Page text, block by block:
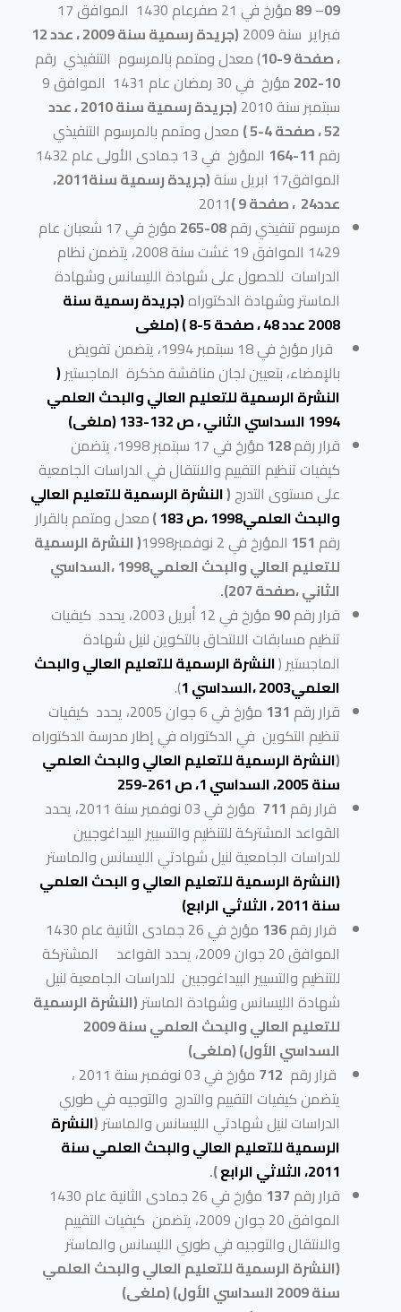
09
–
89
مؤرخ في 21 صفرعام 1430 الموافق 17
فبراير سنة 2009
(جريدة رسمية سنة 2009 ، عدد 12
، صفحة 9-10
) معدل ومتمم بالمرسوم التنفيذي رقم
10-202
مؤرخ في 30 رمضان عام 1431 الموافق 9
سبتمبر سنة 2010
(جريدة رسمية سنة 2010 ، عدد
52 ، صفحة 4-5 )
معدل ومتمم بالمرسوم التنفيذي
رقم 11-164
المؤرخ في 13 جمادى الأولى عام 1432
الموافق17 ابريل سنة
(جريدة رسمية سنة2011،
عدد24 ، صفحة 9 )
2011
مرسوم تنفيذي رقم08-265
مؤرخ في 17 شعبان عام
1429 الموافق 19 غشت سنة 2008، يتضمن نظام
الدراسات للحصول على شهادة الليسانس وشهادة
الماستر وشهادة الدكتوراه(جريدة رسمية سنة
2008 عدد 48 ، صفحة 5-8 ) (ملغى
قرار مؤرخ في 18 سبتمبر 1994، يتضمن تفويض
بالإمضاء، بتعيين لجان مناقشة مذكرة الماجستير(
النشرة الرسمية للتعليم العالي والبحث العلمي
1994 السداسي الثاني ، ص 132-133 (ملغى)
قرار رقم
مؤرخ في 17 سبتمبر 1998، يتضمن
كيفيات تنظيم التقييم والانتقال في الدراسات الجامعية
على مستوى التدرج (النشرة الرسمية للتعليم العالي
والبحث العلمي1998 ،ص 183
)معدل ومتمم بالقرار
رقم 151 المؤرخ في 2 نوفمبر1998
( النشرة الرسمية
للتعليم العالي والبحث العلمي1998 ،السداسي
الثاني ،صفحة 207).
قرار رقم90
مؤرخ في 12 أبريل 2003، يحدد كيفيات
تنظيم مسابقات الالتحاق بالتكوين لنيل شهادة
الماجستير (النشرة الرسمية للتعليم العالي والبحث
العلمي2003 ،السداسي 1
).
قرار رقم 131
مؤرخ في 6 جوان 2005، يحدد كيفيات
تنظيم التكوين في الدكتوراه في إطار مدرسة الدكتوراه
(النشرة الرسمية للتعليم العالي والبحث العلمي
سنة 2005، السداسي 1، ص 261-259
قرار رقم 711
مؤرخ في 03 نوفمبر سنة 2011، يحدد
القواعد المشتركة للتنظيم والتسيير البيداغوجيين
للدراسات الجامعية لنيل شهادتي الليسانس والماستر
(النشرة الرسمية للتعليم العالي و البحث العلمي
سنة 2011 ، الثلاثي الرابع)
قرار رقم136
مؤرخ في 26 جمادى الثانية عام 1430
الموافق 20 جوان 2009، يحدد القواعد المشتركة
للتنظيم والتسيير البيداغوجيين للدراسات الجامعية لنيل
شهادة الليسانس وشهادة الماستر(النشرة الرسمية
للتعليم العالي والبحث العلمي سنة 2009
السداسي الأول) (ملغى)
قرار رقم 712
مؤرخ في 03 نوفمبر سنة 2011 ،
يتضمن كيفيات التقييم والتدرج والتوجيه في طوري
الدراسات لنيل شهادتي الليسانس والماستر(النشرة
الرسمية للتعليم العالي والبحث العلمي سنة
2011، الثلاثي الرابع
).
قرار رقم137
مؤرخ في 26 جمادى الثانية عام 1430
الموافق 20 جوان 2009، يتضمن كيفيات التقييم
والانتقال والتوجيه في طوري الليسانس والماستر
(النشرة الرسمية للتعليم العالي والبحث العلمي
سنة 2009 السداسي الأول) (ملغى)